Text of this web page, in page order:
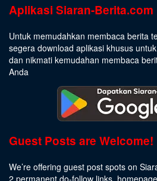
Aplikasi Siaran-Berita.com
Untuk memudahkan membaca berita
segera download aplikasi khusus
dan nikmati kemudahan membaca
Anda
Guest Posts are Welcome!
We’re offering guest post spots on
2 permanent do-follow links,